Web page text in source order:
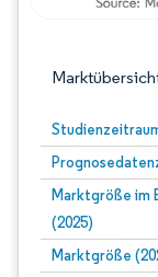
Marktgröße im
(2025)
Marktgröße